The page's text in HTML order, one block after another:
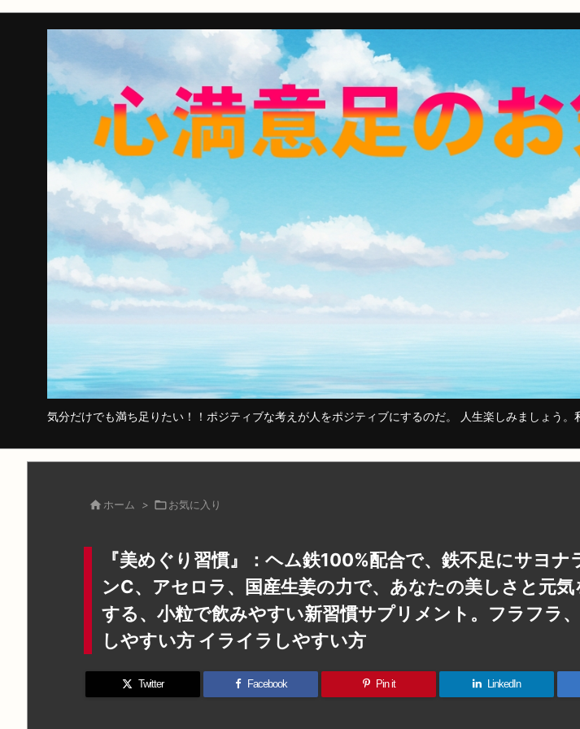
気分だけでも満ち足りたい！！ポジティブな考えが人をポジティブにするのだ。 人生楽しみましょう。
 ホーム > お気に入り
『美めぐり習慣』：ヘム鉄100%配合で、鉄不足にサヨナ
ンC、アセロラ、国産生姜の力で、あなたの美しさと元気
する、小粒で飲みやすい新習慣サプリメント。フラフラ
しやすい方 イライラしやすい方
Twitter Facebook Pin it LinkedIn